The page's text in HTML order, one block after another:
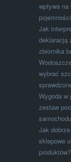
wpływa
Jak
deklaracją
zbiornika
wybrać
Wygoda w
zestaw
samochodu
Jak
sklepowe
produktów?